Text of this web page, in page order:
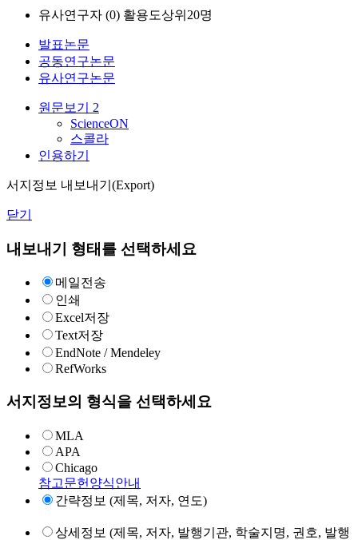
유사연구자 (0) 활용도상위20명
발표논문
공동연구논문
유사연구논문
원문보기 2
ScienceON
스콜라
인용하기
서지정보 내보내기(Export)
닫기
내보내기 형태를 선택하세요
메일전송
인쇄
Excel저장
Text저장
EndNote / Mendeley
RefWorks
서지정보의 형식을 선택하세요
MLA
APA
Chicago
참고문헌양식안내
간략정보 (제목, 저자, 연도)
상세정보 (제목, 저자, 발행기관, 학술지명, 권호, 발행